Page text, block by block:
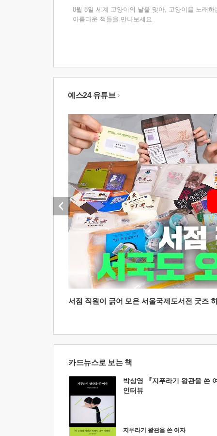
8월 8일 세계 고양이의 날을 맞아, 고양이를 노래하
아름다운 책들을 만나보세요.
예스24 유튜브
서점 직원이 긁어 모은 서울국제도서전 굿즈
카드뉴스로 보는 책
박상영 『지푸라기 왕관을 쓴
인터뷰
지푸라기 왕관을 쓴 여자